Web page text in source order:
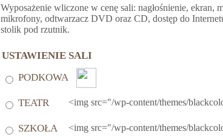
Wyposażenie wliczone w cenę sali: nagłośnienie, ekran,
mikrofony, odtwarzacz DVD oraz CD, dostęp do
stolik pod rzutnik.
USTAWIENIE SALI
PODKOWA
TEATR <img src="/wp-content/themes/
SZKOŁA <img src="/wp-content/themes/